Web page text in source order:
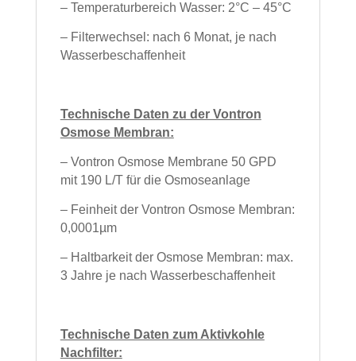
– Temperaturbereich Wasser: 2°C – 45°C
– Filterwechsel: nach 6 Monat, je nach
Wasserbeschaffenheit
Technische Daten zu der Vontron
Osmose Membran:
– Vontron Osmose Membrane 50 GPD
mit 190 L/T für die Osmoseanlage
– Feinheit der Vontron Osmose Membran:
0,0001µm
– Haltbarkeit der Osmose Membran: max.
3 Jahre je nach Wasserbeschaffenheit
Technische Daten zum Aktivkohle
Nachfilter: